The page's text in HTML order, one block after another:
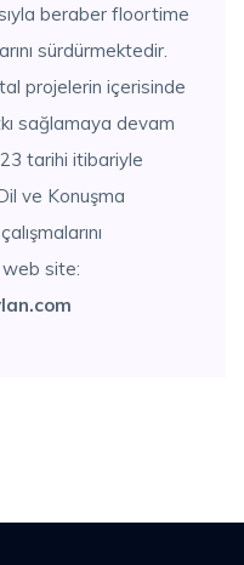
beraber floortime
sürdürmektedir.
projelerin içerisinde
sağlamaya devam
tarihi itibariyle
ve Konuşma
site: